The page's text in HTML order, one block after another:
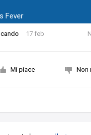
Fever
17 feb
Mi piace Non